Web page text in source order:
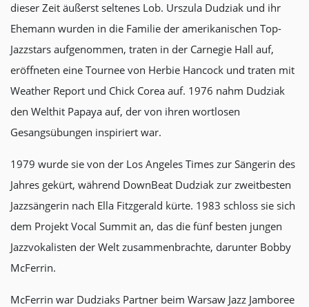
dieser Zeit äußerst seltenes Lob. Urszula Dudziak und ihr
Ehemann wurden in die Familie der amerikanischen Top-
Jazzstars aufgenommen, traten in der Carnegie Hall auf,
eröffneten eine Tournee von Herbie Hancock und traten mit
Weather Report und Chick Corea auf. 1976 nahm Dudziak
den Welthit Papaya auf, der von ihren wortlosen
Gesangsübungen inspiriert war.
1979 wurde sie von der Los Angeles Times zur Sängerin des
Jahres gekürt, während DownBeat Dudziak zur zweitbesten
Jazzsängerin nach Ella Fitzgerald kürte. 1983 schloss sie sich
dem Projekt Vocal Summit an, das die fünf besten jungen
Jazzvokalisten der Welt zusammenbrachte, darunter Bobby
McFerrin.
McFerrin war Dudziaks Partner beim Warsaw Jazz Jamboree